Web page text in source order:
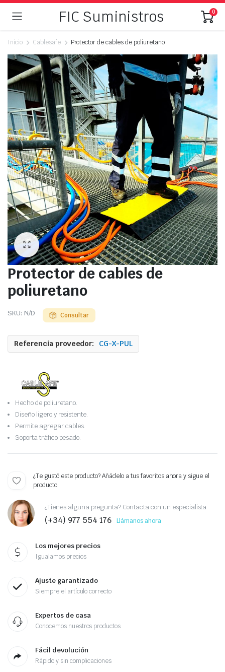
FIC Suministros 0
Inicio Cablesafe Protector de cables de poliuretano
Protector de cables de
poliuretano
SKU: N/D Consultar
Referencia proveedor: CG-X-PUL
Hecho de poliuretano.
Diseño ligero y resistente.
Permite agregar cables.
Soporta tráfico pesado.
¿Te gustó este producto? Añádelo a tus favoritos ahora y sigue el
producto.
¿Tienes alguna pregunta? Contacta con un especialista
(+34) 977 554 176 Llámanos ahora
Los mejores precios
Igualamos precios
Ajuste garantizado
Siempre el artículo correcto
Expertos de casa
Conocemos nuestros productos
Fácil devolución
Rápido y sin complicaciones